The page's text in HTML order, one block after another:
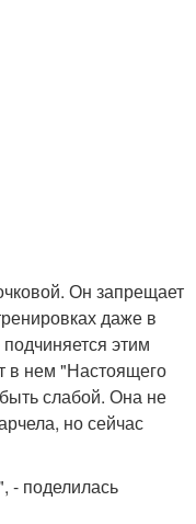
Он запрещает
даже в
этим
в нем "Настоящего
слабой. Она не
но сейчас
- поделилась